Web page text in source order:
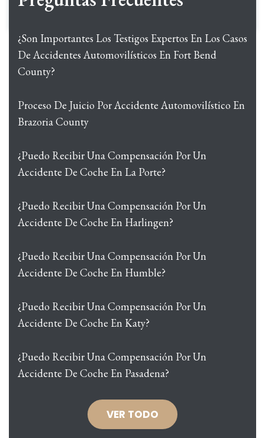
¿Son Importantes Los Testigos Expertos En Los Casos
De Accidentes Automovilísticos En Fort Bend
County?
Proceso De Juicio Por Accidente Automovilístico En
Brazoria County
¿Puedo Recibir Una Compensación Por Un
Accidente De Coche En La Porte?
¿Puedo Recibir Una Compensación Por Un
Accidente De Coche En Harlingen?
¿Puedo Recibir Una Compensación Por Un
Accidente De Coche En Humble?
¿Puedo Recibir Una Compensación Por Un
Accidente De Coche En Katy?
¿Puedo Recibir Una Compensación Por Un
Accidente De Coche En Pasadena?
VER TODO